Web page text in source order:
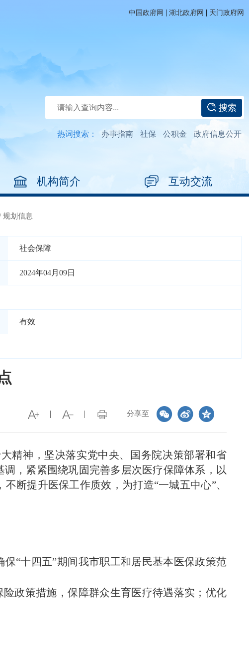
中国政府网 | 湖北政府网 | 天门政府网
搜索
热词搜索： 办事指南 社保 公积金 政府信息公开
机构简介 互动交流
规划信息
社会保障
2024年04月09日
有效
分享至
精神，坚决落实党中央、国务院决策部署和省
，紧紧围绕巩固完善多层次医疗保障体系，以
断提升医保工作质效，为打造“一城五中心”、
“十四五”期间我市职工和居民基本医保政策范
险政策措施，保障群众生育医疗待遇落实；优化